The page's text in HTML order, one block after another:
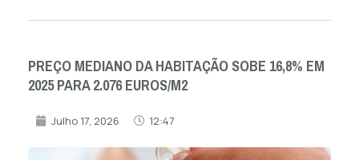
PREÇO MEDIANO DA HABITAÇÃO SOBE 16,8% EM
2025 PARA 2.076 EUROS/M2
Julho 17, 2026 12:47